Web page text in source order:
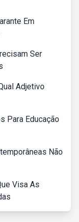
Em
Ser
Adjetivo
Para Educação
Não
Visa As